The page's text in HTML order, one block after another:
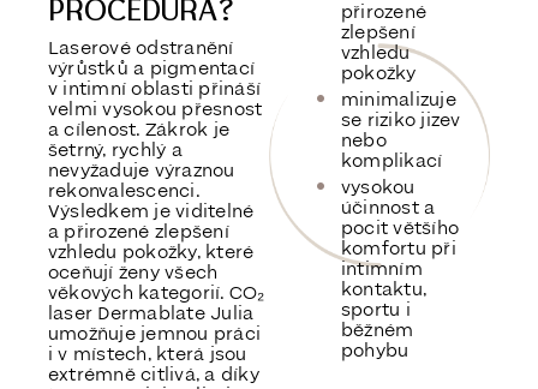
PROCEDURA?
Laserové odstranění
výrůstků a pigmentací
v intimní oblasti přináší
velmi vysokou přesnost
a cílenost. Zákrok je
šetrný, rychlý a
nevyžaduje výraznou
rekonvalescenci.
Výsledkem je viditelné
a přirozené zlepšení
vzhledu pokožky, které
oceňují ženy všech
věkových kategorií. CO₂
laser Dermablate Julia
umožňuje jemnou práci
i v místech, která jsou
extrémně citlivá, a díky
přirozené
zlepšení
vzhledu
pokožky
minimalizuje
se riziko jizev
nebo
komplikací
vysokou
účinnost a
pocit většího
komfortu při
intimním
kontaktu,
sportu i
běžném
pohybu